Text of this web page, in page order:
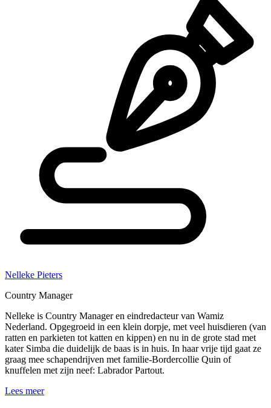
Nelleke Pieters
Country Manager
Nelleke is Country Manager en eindredacteur van Wamiz
Nederland. Opgegroeid in een klein dorpje, met veel huisdieren (van
ratten en parkieten tot katten en kippen) en nu in de grote stad met
kater Simba die duidelijk de baas is in huis. In haar vrije tijd gaat ze
graag mee schapendrijven met familie-Bordercollie Quin of
knuffelen met zijn neef: Labrador Partout.
Lees meer